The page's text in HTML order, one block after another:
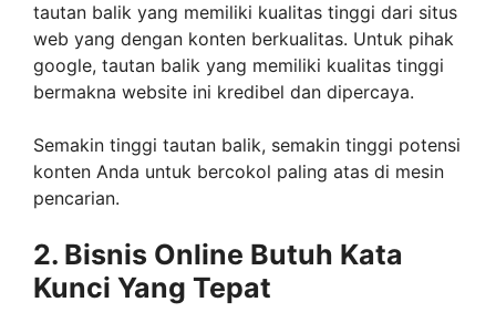
tautan balik yang memiliki kualitas tinggi dari situs
web yang dengan konten berkualitas. Untuk pihak
google, tautan balik yang memiliki kualitas tinggi
bermakna website ini kredibel dan dipercaya.
Semakin tinggi tautan balik, semakin tinggi potensi
konten Anda untuk bercokol paling atas di mesin
pencarian.
2. Bisnis Online Butuh Kata
Kunci Yang Tepat